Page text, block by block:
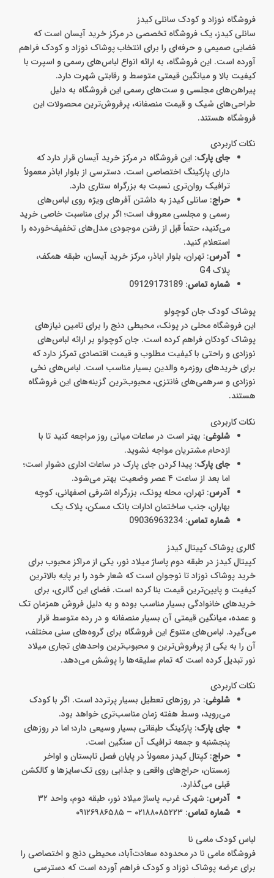
فروشگاه نوزاد و کودک سانلی کیدز
سانلی کیدز، یک فروشگاه تخصصی در مرکز خرید آیسان است که
فضایی صمیمی و حرفه‌ای را برای انتخاب پوشاک نوزاد و کودک فراهم
آورده است. این فروشگاه، به ارائه انواع لباس‌های رسمی و اسپرت با
کیفیت بالا و میانگین قیمتی متوسط و رقابتی شهرت دارد.
پیراهن‌های مجلسی و ست‌های رسمی این فروشگاه به دلیل
طراحی‌های شیک و قیمت منصفانه، پرفروش‌ترین محصولات این
فروشگاه هستند.
نکات کاربردی
جای پارک: این فروشگاه در مرکز خرید آیسان قرار دارد که
دارای پارکینگ اختصاصی است. دسترسی از بلوار اباذر معمولاً
ترافیک روان‌تری نسبت به بزرگراه ستاری دارد.
حراج: سانلی کیدز به داشتن آفرهای ویژه روی لباس‌های
رسمی و مجلسی معروف است؛ اگر برای مناسبت خاصی خرید
می‌کنید، حتماً قبل از رفتن موجودی مدل‌های تخفیف‌خورده را
استعلام کنید.
آدرس: تهران، بلوار اباذر، مرکز خرید آیسان، طبقه همکف،
پلاک G4
شماره تماس: 09129173189
پوشاک کودک جان کوچولو
این فروشگاه محلی در پونک، محیطی دنج را برای تامین نیازهای
پوشاک کودکان فراهم کرده است. جان کوچولو بر ارائه لباس‌های
نوزادی و راحتی با کیفیت مطلوب و قیمت اقتصادی تمرکز دارد که
برای خریدهای روزمره والدین بسیار مناسب است. لباس‌های نخی
نوزادی و سرهمی‌های فانتزی، محبوب‌ترین گزینه‌های این فروشگاه
هستند.
نکات کاربردی
شلوغی: بهتر است در ساعات میانی روز مراجعه کنید تا با
ازدحام مشتریان مواجه نشوید.
جای پارک: پیدا کردن جای پارک در ساعات اداری دشوار است؛
اما بعد از ساعت ۴ عصر وضعیت بهتر می‌شود.
آدرس: تهران، محله پونک، بزرگراه اشرفی اصفهانی، کوچه
بهاران، جنب ساختمان ادارات بانک مسکن، پلاک یک
شماره تماس: 09036963234
گالری پوشاک کپیتال کیدز
کپیتال کیدز در طبقه دوم پاساژ میلاد نور، یکی از مراکز محبوب برای
خرید پوشاک نوزاد تا نوجوان است که شعار خود را بر پایه بالاترین
کیفیت و پایین‌ترین قیمت بنا کرده است. فضای این گالری، برای
خریدهای خانوادگی بسیار مناسب بوده و به دلیل فروش همزمان تک
و عمده، میانگین قیمتی آن بسیار منصفانه و در رده متوسط قرار
می‌گیرد. لباس‌های متنوع این فروشگاه برای گروه‌های سنی مختلف،
آن را به یکی از پرفروش‌ترین و محبوب‌ترین واحدهای تجاری میلاد
نور تبدیل کرده است که تمام سلیقه‌ها را پوشش می‌دهد.
نکات کاربردی
شلوغی: در روزهای تعطیل بسیار پرتردد است. اگر با کودک
می‌روید، وسط هفته زمان مناسب‌تری خواهد بود.
جای پارک: پارکینگ طبقاتی بسیار وسیعی دارد؛ اما در روزهای
پنجشنبه و جمعه ترافیک آن سنگین است.
حراج: کپتال کیدز معمولاً در پایان فصل تابستان و اواخر
زمستان، حراج‌های واقعی و جذابی روی تک‌سایزها و کالکشن
قبلی می‌گذارد.
آدرس: شهرک غرب، پاساژ میلاد نور، طبقه دوم، واحد ۳۲
شماره تماس: ۰۲۱۸۸۰۸۵۲۲۳ – ۰۹۱۲۶۹۸۶۵۸۵
لباس کودک مامی نا
فروشگاه مامی نا در محدوده سعادت‌آباد، محیطی دنج و اختصاصی را
برای عرضه پوشاک نوزاد و کودک فراهم آورده است که دسترسی